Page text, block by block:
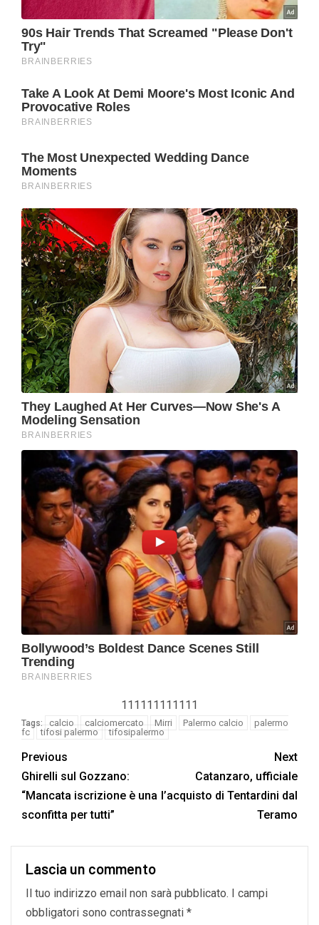
111111111111
Tags: calcio calciomercato Mirri Palermo calcio
palermo
fc
tifosi palermo tifosipalermo
Previous
Ghirelli sul Gozzano:
“Mancata iscrizione è una
sconfitta per tutti”
Next
Catanzaro, ufficiale
l’acquisto di Tentardini dal
Teramo
Lascia un commento
Il tuo indirizzo email non sarà pubblicato. I campi
obbligatori sono contrassegnati *